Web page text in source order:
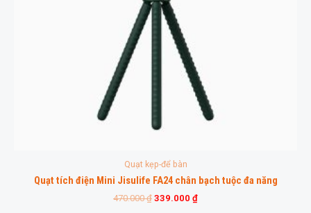
Quạt kẹp-để bàn
Quạt tích điện Mini Jisulife FA24 chân bạch tuộc đa năng
470.000₫ 339.000 ₫